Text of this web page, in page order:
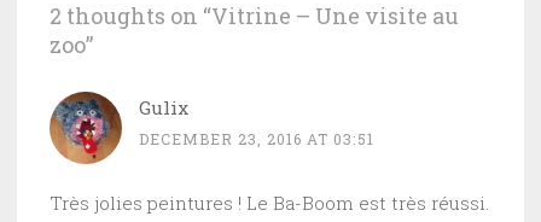
2 thoughts on “Vitrine – Une visite au
zoo”
Gulix
DECEMBER 23, 2016 AT 03:51
Très jolies peintures ! Le Ba-Boom est très réussi.